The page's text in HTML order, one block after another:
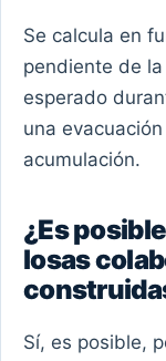
Se calcula en
pendiente de
esperado
una
acumulación.
¿Es
losas
Sí, es posible,